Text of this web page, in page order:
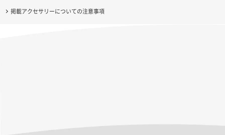
掲載アクセサリーについての注意事項